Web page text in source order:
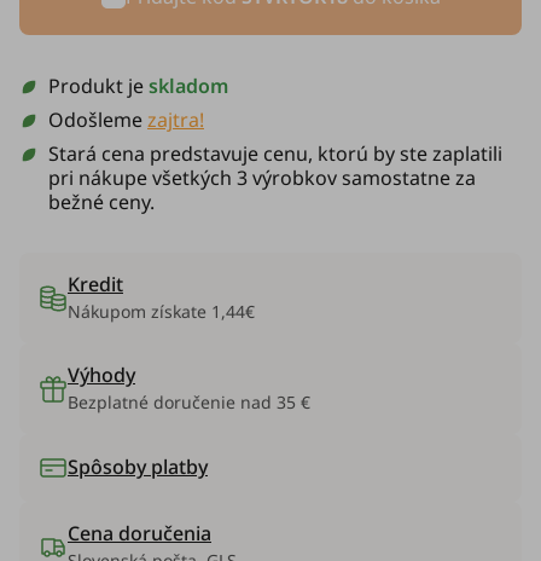
Produkt jeskladom
Odošlemezajtra!
Stará cena predstavuje cenu, ktorú by ste zaplatili
pri nákupe všetkých 3 výrobkov samostatne za
bežné ceny.
Kredit
Nákupom získate 1,44€
Výhody
Bezplatné doručenie nad 35 €
Spôsoby platby
Cena doručenia